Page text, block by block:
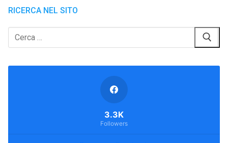
RICERCA NEL SITO
Cerca:
3.3K
Followers